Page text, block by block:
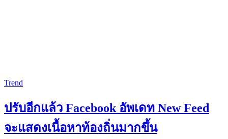
Trend
ปรับอีกแล้ว Facebook อัพเดท New Feed
จะแสดงเนื้อหาท้องถิ่นมากขึ้น